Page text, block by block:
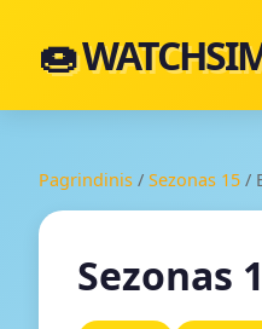
🍩
Pagrindinis / Sezonas 15 /
Sezonas